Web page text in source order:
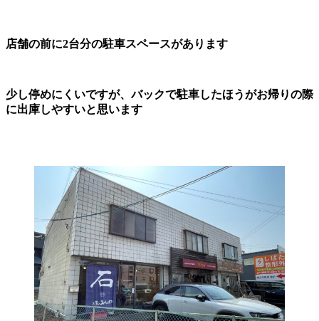
店舗の前に2台分の駐車スペースがあります
少し停めにくいですが、バックで駐車したほうがお帰りの際
に出庫しやすいと思います